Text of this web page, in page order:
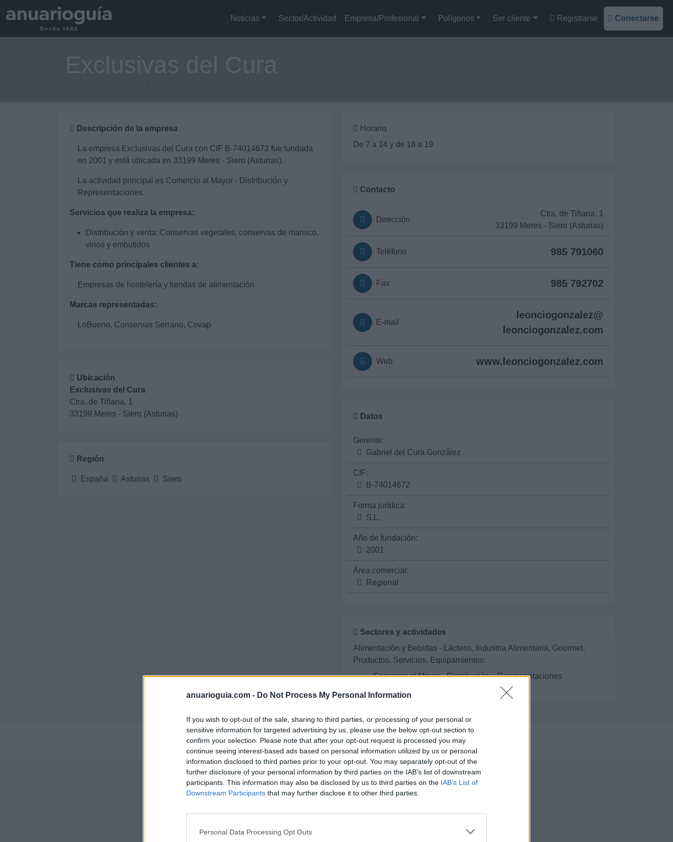
anuarioguia.com - Do Not Process My Personal Information
If you wish to opt-out of the sale, sharing to third parties, or processing of your personal or
sensitive information for targeted advertising by us, please use the below opt-out section to
confirm your selection. Please note that after your opt-out request is processed you may
continue seeing interest-based ads based on personal information utilized by us or personal
information disclosed to third parties prior to your opt-out. You may separately opt-out of the
further disclosure of your personal information by third parties on the IAB’s list of downstream
participants. This information may also be disclosed by us to third parties on the IAB’s List of
Downstream Participants that may further disclose it to other third parties.
Personal Data Processing Opt Outs
Noticias Sector/Actividad Empresa/Profesional Polígonos Ser cliente Registrarse Conectarse
Descripción de la empresa
La empresa Exclusivas del Cura con CIF B-74014672 fue fundada
en 2001 y está ubicada en 33199 Meres - Siero (Asturias).
La actividad principal es Comercio al Mayor - Distribución y
Representaciones.
Servicios que realiza la empresa:
Distribución y venta: Conservas vegetales, conservas de marisco,
vinos y embutidos
Tiene como principales clientes a:
Empresas de hostelería y tiendas de alimentación
Marcas representadas:
LoBueno, Conservas Serrano, Covap
Ubicación
Exclusivas del Cura
Ctra. de Tiñana, 1
33199 Meres - Siero (Asturias)
Región
España Asturias Siero
Horario
De 7 a 14 y de 16 a 19
Contacto
Dirección
Ctra. de Tiñana, 1
33199 Meres - Siero (Asturias)
Teléfono 985 791060
Fax 985 792702
E-mail
leonciogonzalez@
leonciogonzalez.com
Web www.leonciogonzalez.com
Datos
Gerente:
Gabriel del Cura González
CIF:
B-74014672
Forma jurídica:
S.L.
Año de fundación:
2001
Área comercial:
Regional
Sectores y actividades
Alimentación y Bebidas - Lácteos, Industria Alimentaria, Gourmet,
Productos, Servicios, Equipamientos:
Comercio al Mayor - Distribución y Representaciones
Perfil activo desde:20/01/2001|Última actualización:25/10/2023
Empresas destacadas en Siero